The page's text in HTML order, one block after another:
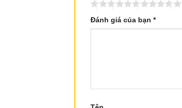
Đánh giá của bạn *